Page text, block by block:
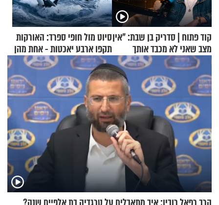
קוד פתוח | סדריק בן שבת: "אין
מצב שאני לא מכבד אותך
בבוקר בהנחת תפילין"
סיוט מול חופי ספרד: האורקות
תקפו ארבע יאכטות - אחת מהן
טבעה